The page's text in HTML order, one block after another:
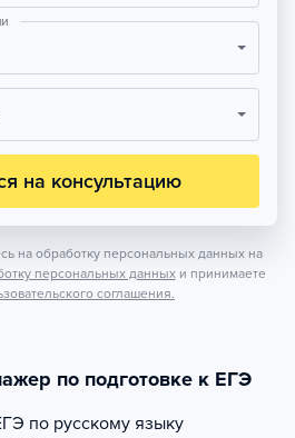
на консультацию
на обработку персональных данных на
персональных данных и принимаете
соглашения.
по подготовке к ЕГЭ
по русскому языку